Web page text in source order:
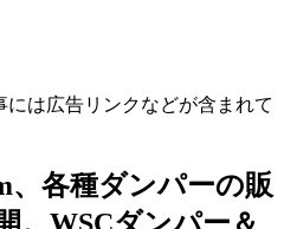
には広告リンクなどが含まれて
、各種ダンパーの販